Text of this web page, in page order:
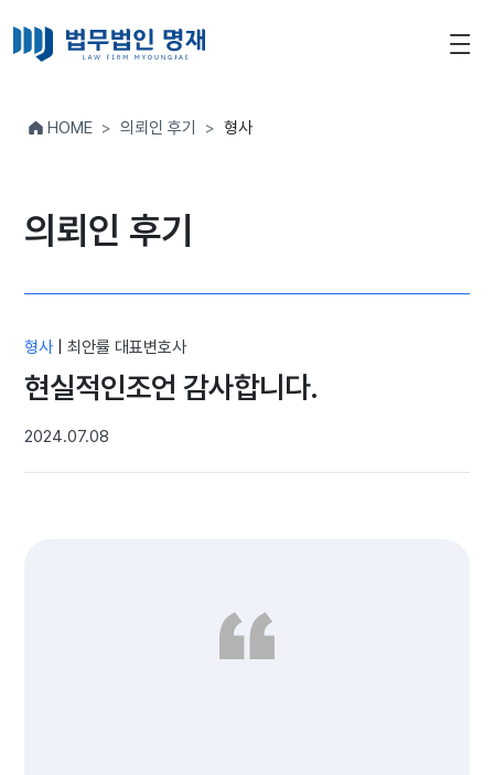
HOME 의뢰인 후기 형사
의뢰인 후기
형사|최안률 대표변호사
현실적인조언 감사합니다.
2024.07.08